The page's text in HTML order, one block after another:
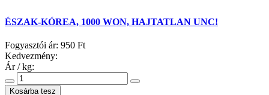
ÉSZAK-KÓREA, 1000 WON, HAJTATLAN UNC!
Fogyasztói ár: 950 Ft
Kedvezmény:
Ár / kg: